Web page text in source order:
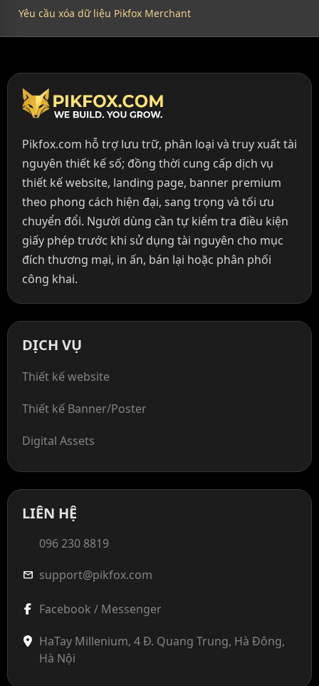
Yêu cầu xóa dữ liệu Pikfox Merchant
Pikfox.com hỗ trợ lưu trữ, phân loại và truy xuất tài
nguyên thiết kế số; đồng thời cung cấp dịch vụ
thiết kế website, landing page, banner premium
theo phong cách hiện đại, sang trọng và tối ưu
chuyển đổi. Người dùng cần tự kiểm tra điều kiện
giấy phép trước khi sử dụng tài nguyên cho mục
đích thương mại, in ấn, bán lại hoặc phân phối
công khai.
DỊCH VỤ
Thiết kế website
Thiết kế Banner/Poster
Digital Assets
LIÊN HỆ
096 230 8819
mail support@pikfox.com
Facebook / Messenger
HaTay Millenium, 4 Đ. Quang Trung, Hà Đông,
Hà Nội